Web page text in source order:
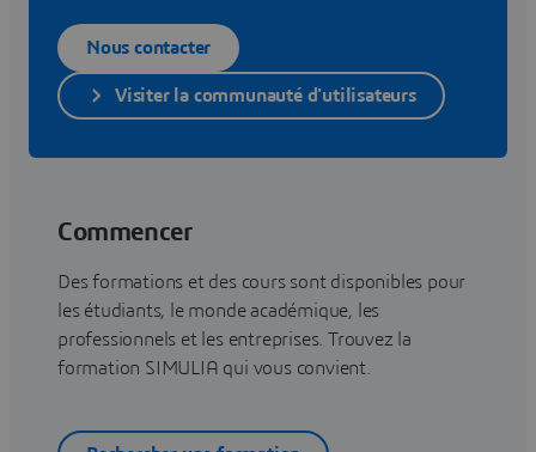
Nous contacter
Visiter la communauté d'utilisateurs
Commencer
Des formations et des cours sont disponibles pour
les étudiants, le monde académique, les
professionnels et les entreprises. Trouvez la
formation SIMULIA qui vous convient.